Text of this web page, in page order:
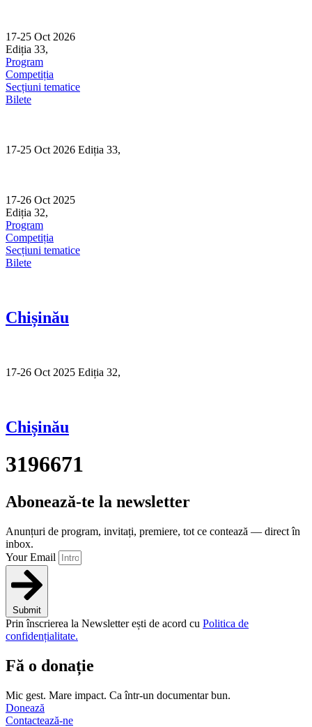
content
17-25 Oct 2026
Ediția 33,
Program
Competiția
Secțiuni tematice
Bilete
17-25 Oct 2026 Ediția 33,
17-26 Oct 2025
Ediția 32,
Program
Competiția
Secțiuni tematice
Bilete
Chișinău
17-26 Oct 2025 Ediția 32,
Chișinău
3196671
Abonează-te la newsletter
Anunțuri de program, invitați, premiere, tot ce contează — direct în
inbox.
Your Email
Submit
Prin înscrierea la Newsletter ești de acord cu Politica de
confidențialitate.
Fă o donație
Mic gest. Mare impact. Ca într-un documentar bun.
Donează
Contactează-ne